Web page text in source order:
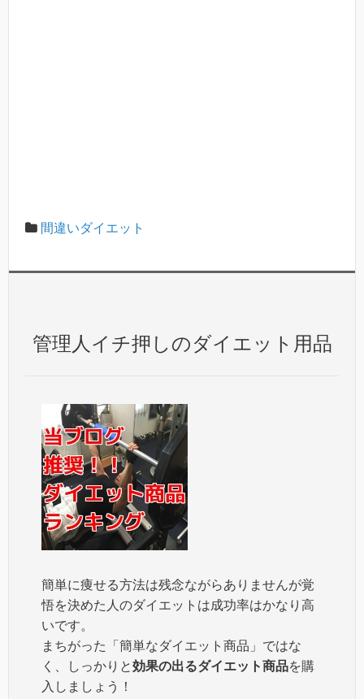
間違いダイエット
管理人イチ押しのダイエット用品
簡単に痩せる方法は残念ながらありませんが覚
悟を決めた人のダイエットは成功率はかなり高
いです。
まちがった「簡単なダイエット商品」ではな
く、しっかりと効果の出るダイエット商品を購
入しましょう！